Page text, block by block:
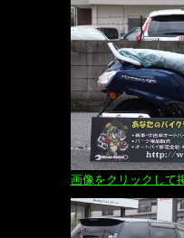
画像をクリックして